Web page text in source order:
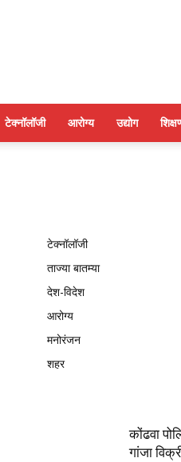
टेक्नॉलॉजी आरोग्य उद्योग
टेक्नॉलॉजी
ताज्या बातम्या
देश-विदेश
आरोग्य
मनोरंजन
शहर
कोंढवा
गांजा